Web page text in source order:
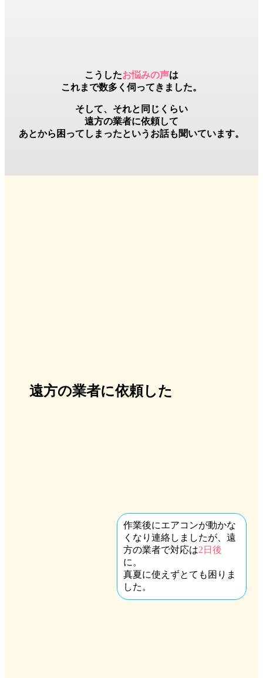
こうしたお悩みの声は
これまで数多く伺ってきました。
そして、それと同じくらい
遠方の業者に依頼して
あとから困ってしまったというお話も聞いています。
遠方の業者に依頼した
作業後にエアコンが動かな
くなり連絡しましたが、遠
方の業者で対応は2日後
に。
真夏に使えずとても困りま
した。